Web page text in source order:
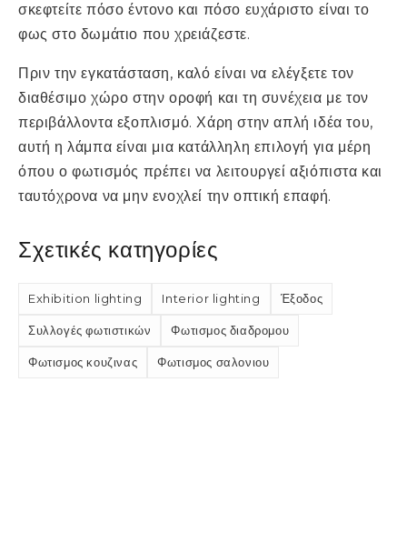
σκεφτείτε πόσο έντονο και πόσο ευχάριστο είναι το
φως στο δωμάτιο που χρειάζεστε.
Πριν την εγκατάσταση, καλό είναι να ελέγξετε τον
διαθέσιμο χώρο στην οροφή και τη συνέχεια με τον
περιβάλλοντα εξοπλισμό. Χάρη στην απλή ιδέα του,
αυτή η λάμπα είναι μια κατάλληλη επιλογή για μέρη
όπου ο φωτισμός πρέπει να λειτουργεί αξιόπιστα και
ταυτόχρονα να μην ενοχλεί την οπτική επαφή.
Σχετικές κατηγορίες
Exhibition lighting Interior lighting Έξοδος
Συλλογές φωτιστικών Φωτισμος διαδρομου
Φωτισμος κουζινας Φωτισμος σαλονιου